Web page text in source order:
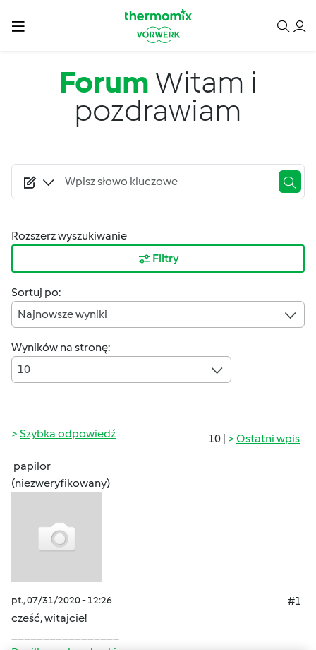
Forum Witam i
pozdrawiam
Rozszerz wyszukiwanie
Filtry
Sortuj po:
Najnowsze wyniki
Wyników na stronę:
10
10 | Ostatni wpis
Szybka odpowiedź
papilor
(niezweryfikowany)
pt., 07/31/2020 - 12:26
#1
cześć, witajcie!